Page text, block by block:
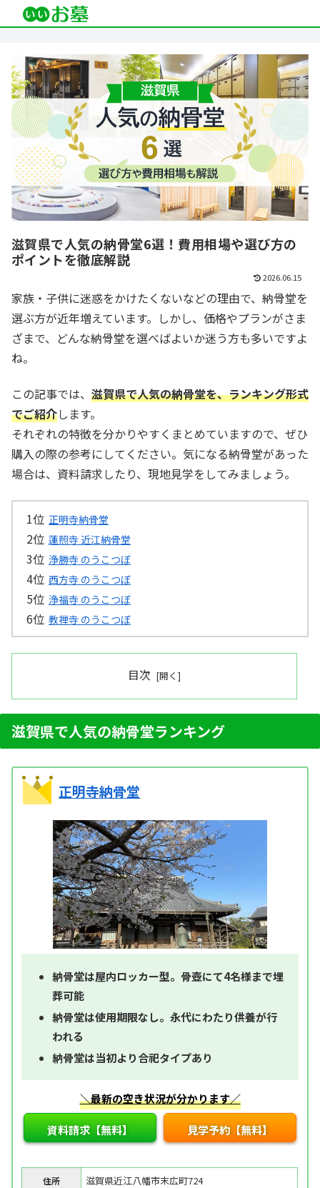
滋賀県で人気の納骨堂6選！費用相場や選び方の
ポイントを徹底解説
2026.06.15
家族・子供に迷惑をかけたくないなどの理由で、納骨堂を
選ぶ方が近年増えています。しかし、価格やプランがさま
ざまで、どんな納骨堂を選べばよいか迷う方も多いですよ
ね。
この記事では、 滋賀県で人気の納骨堂を、ランキング形式
でご紹介します。
それぞれの特徴を分かりやすくまとめていますので、ぜひ
購入の際の参考にしてください。気になる納骨堂があった
場合は、資料請求したり、現地見学をしてみましょう。
正明寺納骨堂
蓮照寺 近江納骨堂
浄勝寺 のうこつぼ
西方寺 のうこつぼ
浄福寺 のうこつぼ
教禅寺 のうこつぼ
目次
滋賀県で人気の納骨堂ランキング
正明寺納骨堂
納骨堂は屋内ロッカー型。骨壺にて4名様まで埋
葬可能
納骨堂は使用期限なし。永代にわたり供養が行
われる
納骨堂は当初より合祀タイプあり
＼最新の空き状況が分かります／
資料請求【無料】 見学予約【無料】
住所 滋賀県近江八幡市末広町724